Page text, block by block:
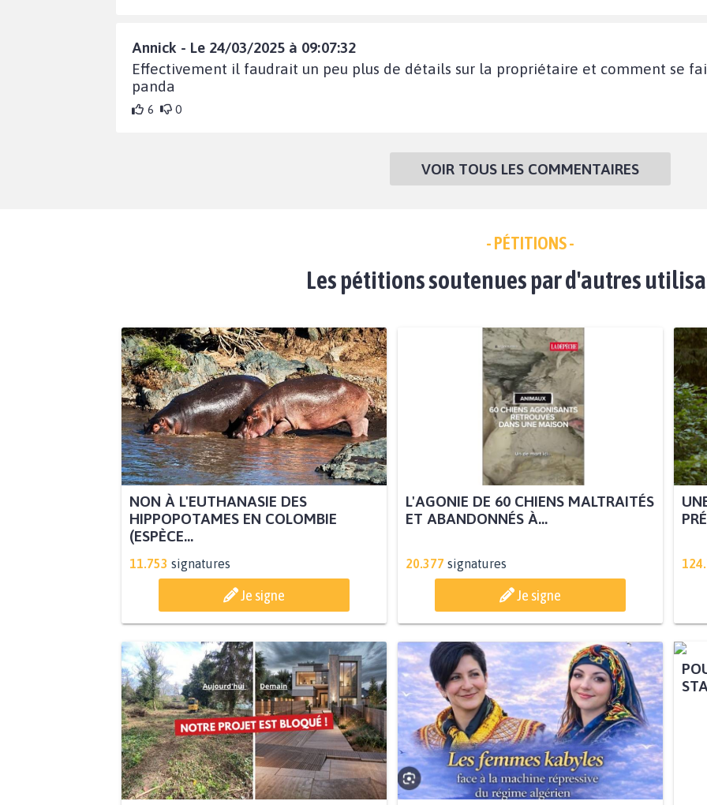
Annick - Le 24/03/2025 à 09:07:32
Effectivement il faudrait un peu plus de détails sur la propriétaire et comment se
panda
6 0
VOIR TOUS LES COMMENTAIRES
- PÉTITIONS -
Les pétitions soutenues par d'autres
NON À L'EUTHANASIE DES
HIPPOPOTAMES EN COLOMBIE
(ESPÈCE...
11.753 signatures
Je signe
L'AGONIE DE 60 CHIENS MALTRAITÉS
ET ABANDONNÉS À...
20.377 signatures
Je signe